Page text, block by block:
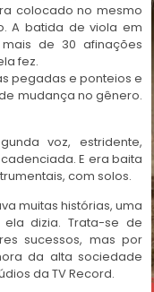
colocado no mesmo
A batida de viola em
de 30 afinações
fez.
pegadas e ponteios e
mudança no gênero.
voz, estridente,
E era baita
com solos.
muitas histórias, uma
dizia. Trata-se de
sucessos, mas por
da alta sociedade
da TV Record.